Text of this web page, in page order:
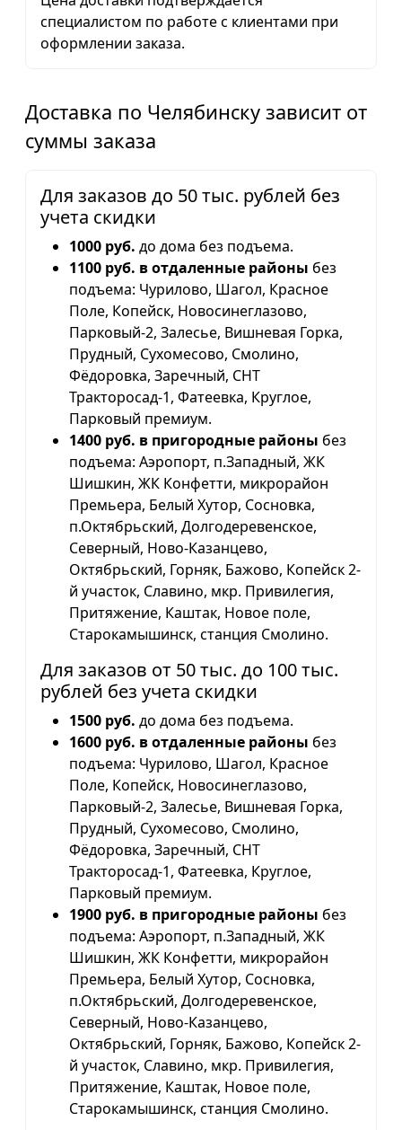
специалистом по работе с клиентами при
оформлении заказа.
Доставка по Челябинску зависит от
суммы заказа
Для заказов до 50 тыс. рублей без
учета скидки
1000 руб. до дома без подъема.
1100 руб. в отдаленные районы без
подъема: Чурилово, Шагол, Красное
Поле, Копейск, Новосинеглазово,
Парковый-2, Залесье, Вишневая Горка,
Прудный, Сухомесово, Смолино,
Фёдоровка, Заречный, СНТ
Тракторосад-1, Фатеевка, Круглое,
Парковый премиум.
1400 руб. в пригородные районы без
подъема: Аэропорт, п.Западный, ЖК
Шишкин, ЖК Конфетти, микрорайон
Премьера, Белый Хутор, Сосновка,
п.Октябрьский, Долгодеревенское,
Северный, Ново-Казанцево,
Октябрьский, Горняк, Бажово, Копейск 2-
й участок, Славино, мкр. Привилегия,
Притяжение, Каштак, Новое поле,
Старокамышинск, станция Смолино.
Для заказов от 50 тыс. до 100 тыс.
рублей без учета скидки
1500 руб. до дома без подъема.
1600 руб. в отдаленные районы без
подъема: Чурилово, Шагол, Красное
Поле, Копейск, Новосинеглазово,
Парковый-2, Залесье, Вишневая Горка,
Прудный, Сухомесово, Смолино,
Фёдоровка, Заречный, СНТ
Тракторосад-1, Фатеевка, Круглое,
Парковый премиум.
1900 руб. в пригородные районы без
подъема: Аэропорт, п.Западный, ЖК
Шишкин, ЖК Конфетти, микрорайон
Премьера, Белый Хутор, Сосновка,
п.Октябрьский, Долгодеревенское,
Северный, Ново-Казанцево,
Октябрьский, Горняк, Бажово, Копейск 2-
й участок, Славино, мкр. Привилегия,
Притяжение, Каштак, Новое поле,
Старокамышинск, станция Смолино.